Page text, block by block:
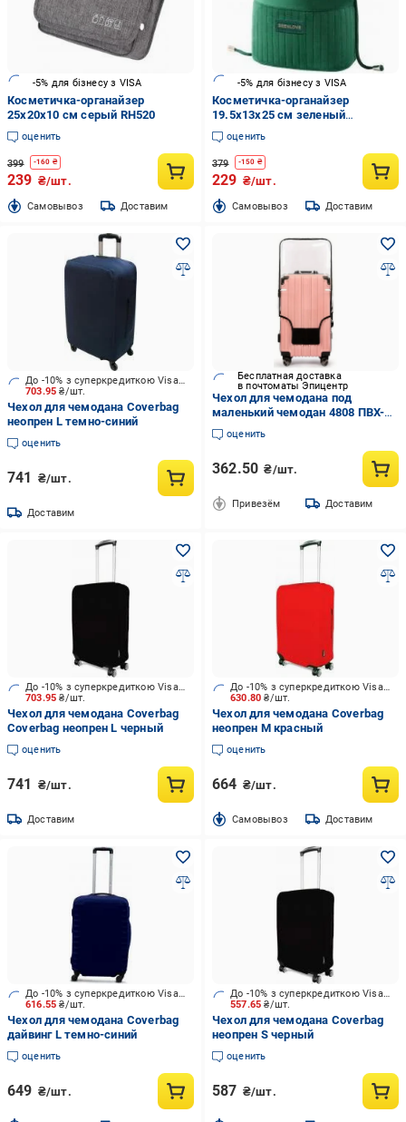
-5% для бізнесу з VISA
Косметичка-органайзер
25x20x10 см серый RH520
оценить
399 -160 ₴
239 ₴/шт.
Cамовывоз Доставим
-5% для бізнесу з VISA
Косметичка-органайзер
19.5x13x25 см зеленый
RH2504w
оценить
379 -150 ₴
229 ₴/шт.
Cамовывоз Доставим
703.95₴/шт.
До -10% з суперкредиткою Visa Вигода
Чехол для чемодана Coverbag
неопрен L темно-синий
оценить
741 ₴/шт.
Доставим
Бесплатная доставка
в почтоматы Эпицентр
Чехол для чемодана под
маленький чемодан 4808 ПВХ-
винил S Прозрачный
оценить
362.50 ₴/шт.
Привезём Доставим
703.95₴/шт.
До -10% з суперкредиткою Visa Вигода
Чехол для чемодана Coverbag
Coverbag неопрен L черный
оценить
741 ₴/шт.
Доставим
630.80₴/шт.
До -10% з суперкредиткою Visa Вигода
Чехол для чемодана Coverbag
неопрен М красный
оценить
664 ₴/шт.
Cамовывоз Доставим
616.55₴/шт.
До -10% з суперкредиткою Visa Вигода
Чехол для чемодана Coverbag
дайвинг L темно-синий
оценить
649 ₴/шт.
557.65₴/шт.
До -10% з суперкредиткою Visa Вигода
Чехол для чемодана Coverbag
неопрен S черный
оценить
587 ₴/шт.